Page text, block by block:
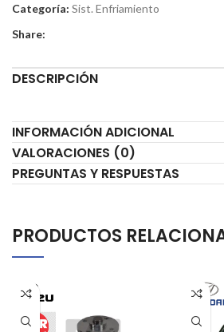
Categoría: Sist. Enfriamiento
Share:
DESCRIPCIÓN
INFORMACIÓN ADICIONAL
VALORACIONES (0)
PREGUNTAS Y RESPUESTAS
PRODUCTOS